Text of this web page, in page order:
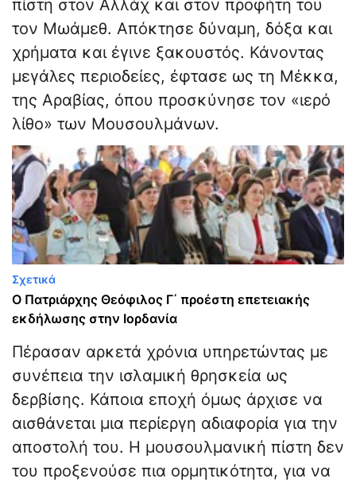
πίστη στον Αλλάχ και στον προφήτη του
τον Μωάμεθ. Απόκτησε δύναμη, δόξα και
χρήματα και έγινε ξακουστός. Κάνοντας
μεγάλες περιοδείες, έφτασε ως τη Μέκκα,
της Αραβίας, όπου προσκύνησε τον «ιερό
λίθο» των Μουσουλμάνων.
Σχετικά
Ο Πατριάρχης Θεόφιλος Γ΄ προέστη επετειακής
εκδήλωσης στην Ιορδανία
Πέρασαν αρκετά χρόνια υπηρετώντας με
συνέπεια την ισλαμική θρησκεία ως
δερβίσης. Κάποια εποχή όμως άρχισε να
αισθάνεται μια περίεργη αδιαφορία για την
αποστολή του. Η μουσουλμανική πίστη δεν
του προξενούσε πια ορμητικότητα, για να